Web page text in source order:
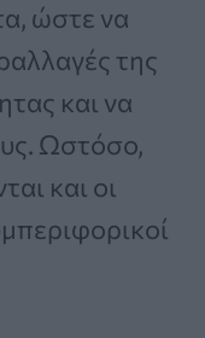
ώστε να
της
και να
Ωστόσο,
και οι